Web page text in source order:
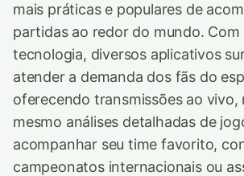
mais práticas e populares de
partidas ao redor do mundo. Com
tecnologia, diversos aplicativos
atender a demanda dos fãs do
oferecendo transmissões ao vivo,
mesmo análises detalhadas de
acompanhar seu time favorito,
campeonatos internacionais ou